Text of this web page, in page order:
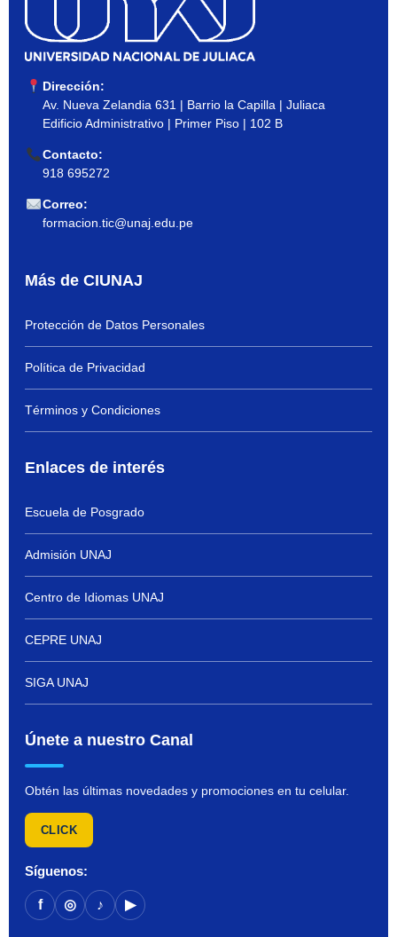
Dirección:
Av. Nueva Zelandia 631 | Barrio la Capilla | Juliaca
Edificio Administrativo | Primer Piso | 102 B
Contacto:
918 695272
Correo:
formacion.tic@unaj.edu.pe
Más de CIUNAJ
Protección de Datos Personales
Política de Privacidad
Términos y Condiciones
Enlaces de interés
Escuela de Posgrado
Admisión UNAJ
Centro de Idiomas UNAJ
CEPRE UNAJ
SIGA UNAJ
Únete a nuestro Canal
Obtén las últimas novedades y promociones en tu celular.
CLICK
Síguenos:
f ◎ ♪ ▶